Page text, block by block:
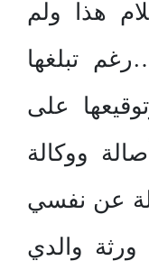
هذا ولم
تبلغها
على
ووكالة
عن نفسي
والدي